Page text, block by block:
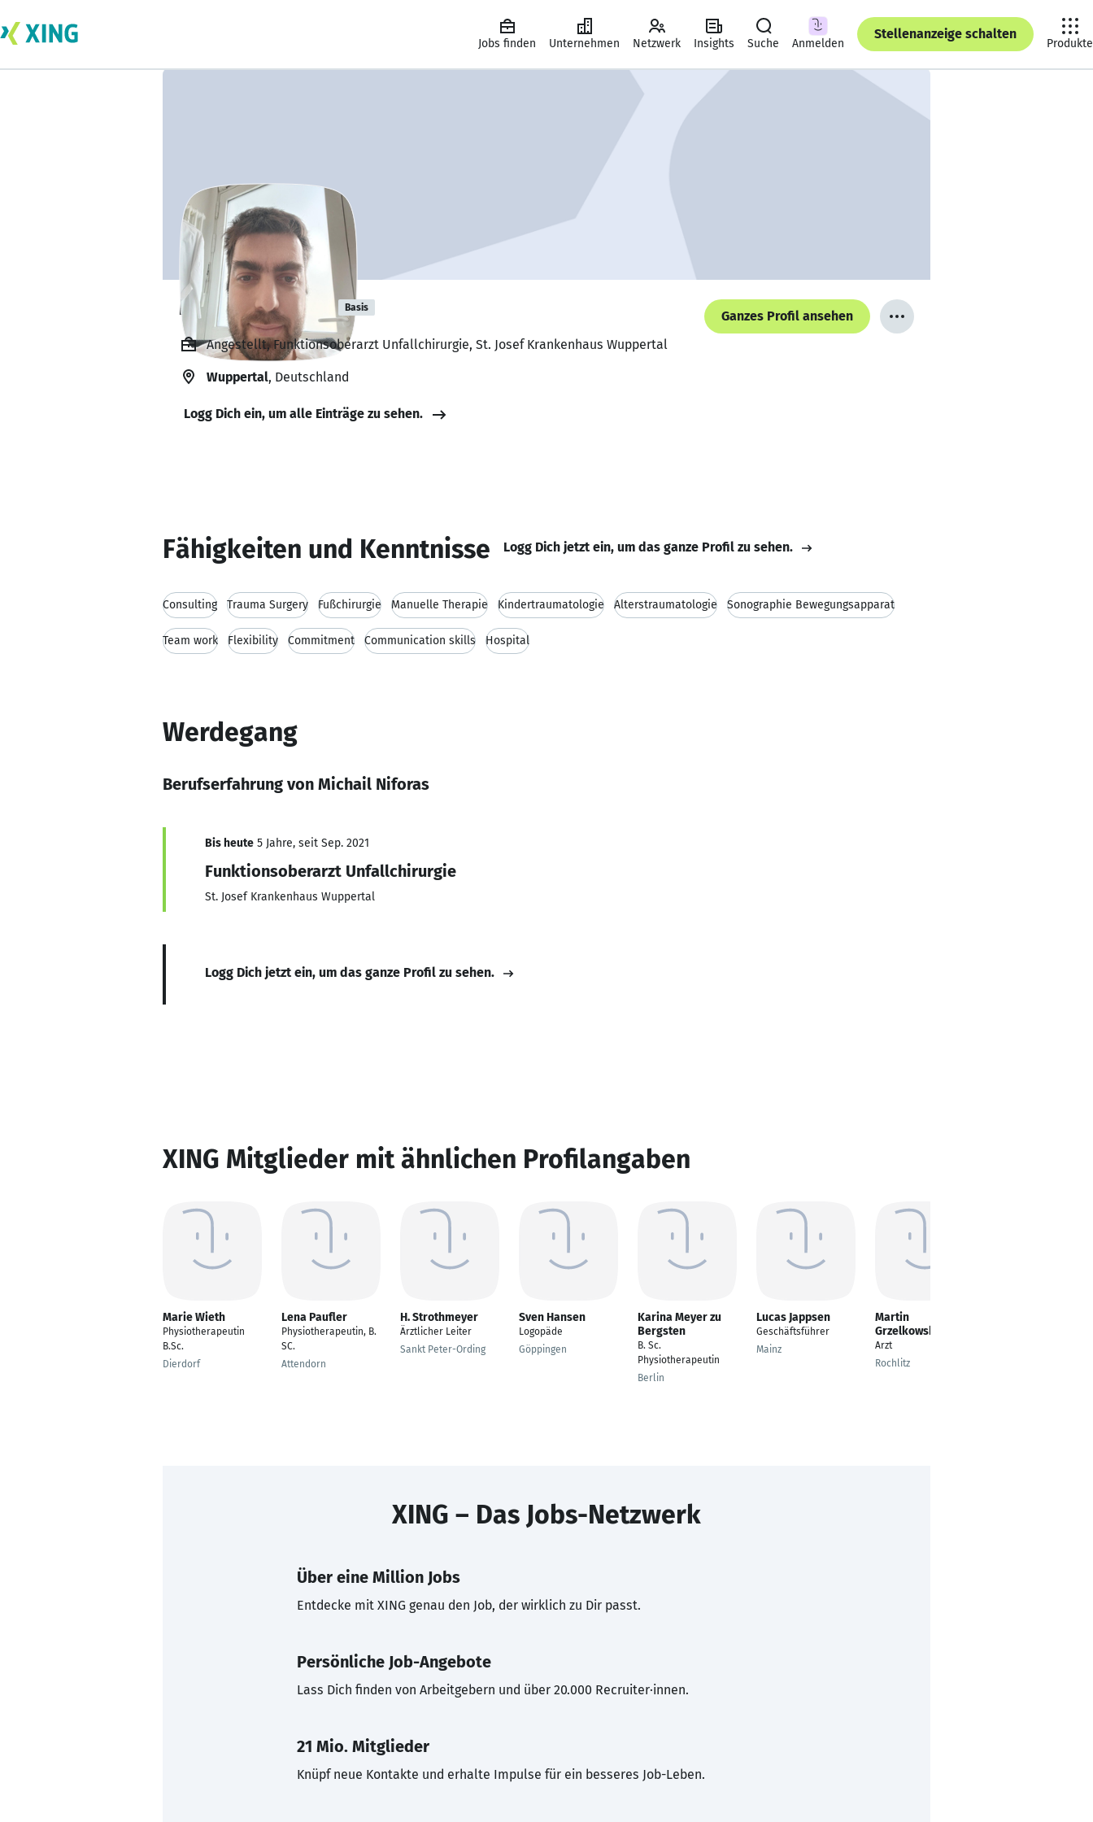
Jobs finden Unternehmen Netzwerk Insights Suche Anmelden
Stellenanzeige schalten
Produkte
Michail Niforas Basis
Ganzes Profil ansehen
Angestellt, Funktionsoberarzt Unfallchirurgie, St. Josef Krankenhaus Wuppertal
Wuppertal, Deutschland
Logg Dich ein, um alle Einträge zu sehen.
Fähigkeiten und Kenntnisse Logg Dich jetzt ein, um das ganze Profil zu sehen.
Consulting Trauma Surgery Fußchirurgie Manuelle Therapie Kindertraumatologie Alterstraumatologie Sonographie Bewegungsapparat
Team work Flexibility Commitment Communication skills Hospital
Werdegang
Berufserfahrung von Michail Niforas
Bis heute 5 Jahre, seit Sep. 2021
Funktionsoberarzt Unfallchirurgie
St. Josef Krankenhaus Wuppertal
Logg Dich jetzt ein, um das ganze Profil zu sehen.
XING Mitglieder mit ähnlichen Profilangaben
Marie Wieth
Physiotherapeutin
B.Sc.
Dierdorf
Lena Paufler
Physiotherapeutin, B.
SC.
Attendorn
H. Strothmeyer
Ärztlicher Leiter
Sankt Peter-Ording
Sven Hansen
Logopäde
Göppingen
Karina Meyer zu
Bergsten
B. Sc.
Physiotherapeutin
Berlin
Lucas Jappsen
Geschäftsführer
Mainz
Martin
Grzelkowski
Arzt
Rochlitz
XING – Das Jobs-Netzwerk
Über eine Million Jobs
Entdecke mit XING genau den Job, der wirklich zu Dir passt.
Persönliche Job-Angebote
Lass Dich finden von Arbeitgebern und über 20.000 Recruiter·innen.
21 Mio. Mitglieder
Knüpf neue Kontakte und erhalte Impulse für ein besseres Job-Leben.